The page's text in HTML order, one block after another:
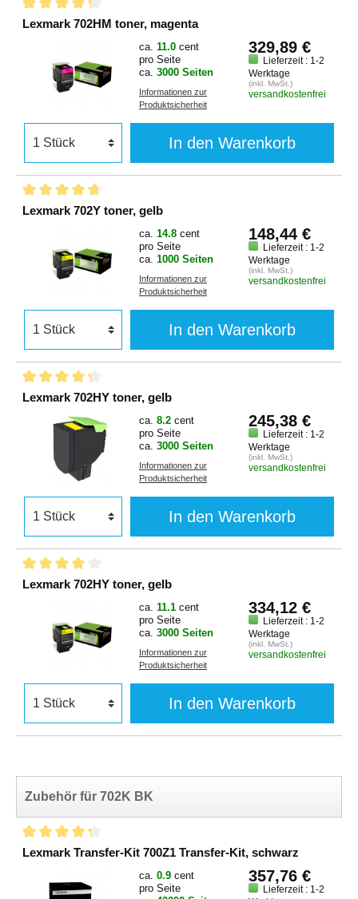
Lexmark 702HM toner, magenta
ca. 11.0 cent
pro Seite
ca. 3000 Seiten
Informationen zur
Produktsicherheit
329,89 €
Lieferzeit : 1-2
Werktage
(inkl. MwSt.)
versandkostenfrei
In den Warenkorb
Lexmark 702Y toner, gelb
ca. 14.8 cent
pro Seite
ca. 1000 Seiten
Informationen zur
Produktsicherheit
148,44 €
Lieferzeit : 1-2
Werktage
(inkl. MwSt.)
versandkostenfrei
In den Warenkorb
Lexmark 702HY toner, gelb
ca. 8.2 cent
pro Seite
ca. 3000 Seiten
Informationen zur
Produktsicherheit
245,38 €
Lieferzeit : 1-2
Werktage
(inkl. MwSt.)
versandkostenfrei
In den Warenkorb
Lexmark 702HY toner, gelb
ca. 11.1 cent
pro Seite
ca. 3000 Seiten
Informationen zur
Produktsicherheit
334,12 €
Lieferzeit : 1-2
Werktage
(inkl. MwSt.)
versandkostenfrei
In den Warenkorb
Zubehör für 702K BK
Lexmark Transfer-Kit 700Z1 Transfer-Kit, schwarz
ca. 0.9 cent
pro Seite
357,76 €
Lieferzeit : 1-2